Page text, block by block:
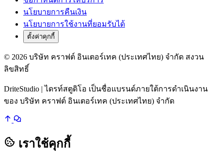
นโยบายการคืนเงิน
นโยบายการใช้งานที่ยอมรับได้
ตั้งค่าคุกกี้
© 2026 บริษัท คราฟต์ อินเตอร์เทค (ประเทศไทย) จำกัด สงวน
ลิขสิทธิ์
DriteStudio | ไดรท์สตูดิโอ เป็นชื่อแบรนด์ภายใต้การดำเนินงาน
ของ บริษัท คราฟต์ อินเตอร์เทค (ประเทศไทย) จำกัด
เราใช้คุกกี้